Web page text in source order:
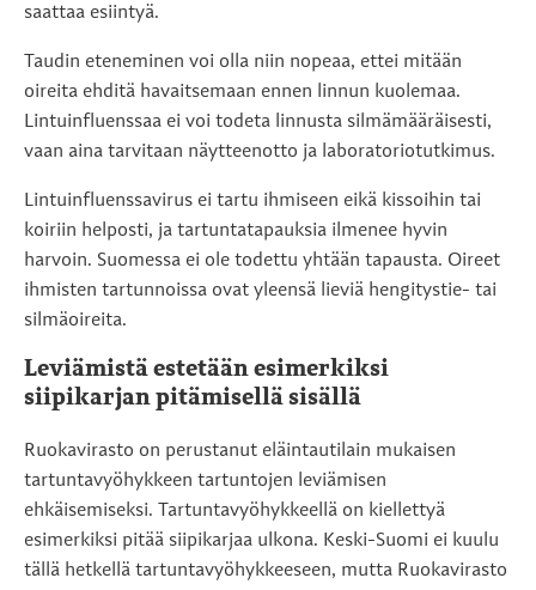
saattaa esiintyä.
Taudin eteneminen voi olla niin nopeaa, ettei mitään
oireita ehditä havaitsemaan ennen linnun kuolemaa.
Lintuinfluenssaa ei voi todeta linnusta silmämääräisesti,
vaan aina tarvitaan näytteenotto ja laboratoriotutkimus.
Lintuinfluenssavirus ei tartu ihmiseen eikä kissoihin tai
koiriin helposti, ja tartuntatapauksia ilmenee hyvin
harvoin. Suomessa ei ole todettu yhtään tapausta. Oireet
ihmisten tartunnoissa ovat yleensä lieviä hengitystie- tai
silmäoireita.
Leviämistä estetään esimerkiksi
siipikarjan pitämisellä sisällä
Ruokavirasto on perustanut eläintautilain mukaisen
tartuntavyöhykkeen tartuntojen leviämisen
ehkäisemiseksi. Tartuntavyöhykkeellä on kiellettyä
esimerkiksi pitää siipikarjaa ulkona. Keski-Suomi ei kuulu
tällä hetkellä tartuntavyöhykkeeseen, mutta Ruokavirasto